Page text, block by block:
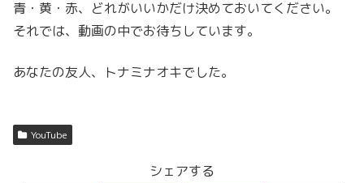
青・黄・赤、どれがいいかだけ決めておいてください。
それでは、動画の中でお待ちしています。
あなたの友人、トナミナオキでした。
YouTube
シェアする